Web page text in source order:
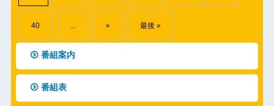
40 » 最後 »
番組案内
番組表